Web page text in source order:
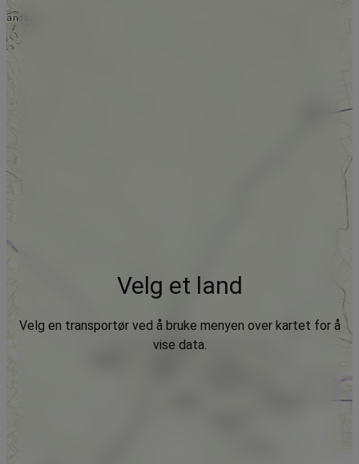
Velg et land
Velg en transportør ved å bruke menyen over kartet for å
vise data.